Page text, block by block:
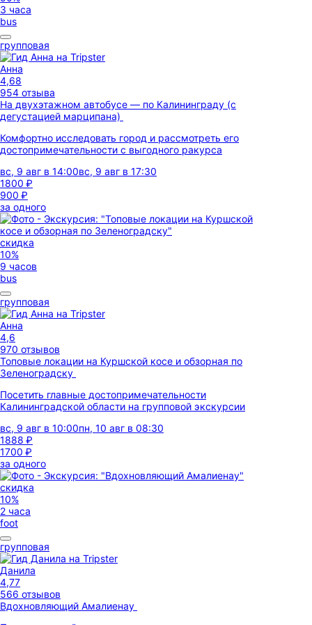
3 часа
bus
групповая
Анна
4,68
954 отзыва
На двухэтажном автобусе — по Калининграду (с
дегустацией марципана)
Комфортно исследовать город и рассмотреть его
достопримечательности с выгодного ракурса
вс, 9 авг в 14:00вс, 9 авг в 17:30
1800 ₽
900 ₽
за одного
скидка
10%
9 часов
bus
групповая
Анна
4,6
970 отзывов
Топовые локации на Куршской косе и обзорная по
Зеленоградску
Посетить главные достопримечательности
Калининградской области на групповой экскурсии
вс, 9 авг в 10:00пн, 10 авг в 08:30
1888 ₽
1700 ₽
за одного
скидка
10%
2 часа
foot
групповая
Данила
4,77
566 отзывов
Вдохновляющий Амалиенау